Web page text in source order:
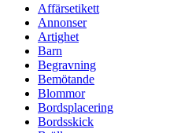
Affärsetikett
Annonser
Artighet
Barn
Begravning
Bemötande
Blommor
Bordsplacering
Bordsskick